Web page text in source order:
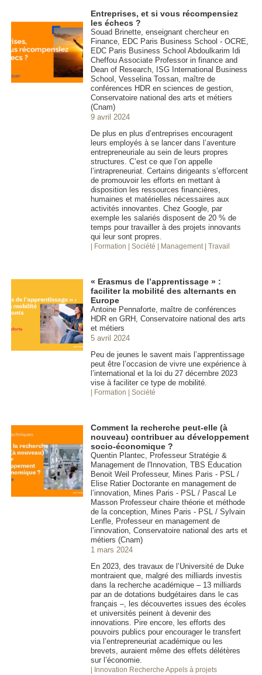
Entreprises, et si vous récompensiez
les échecs ?
Souad Brinette, enseignant chercheur en
Finance, EDC Paris Business School - OCRE,
EDC Paris Business School Abdoulkarim Idi
Cheffou Associate Professor in finance and
Dean of Research, ISG International Business
School, Vesselina Tossan, maître de
conférences HDR en sciences de gestion,
Conservatoire national des arts et métiers
(Cnam)
9 avril 2024
De plus en plus d’entreprises encouragent
leurs employés à se lancer dans l’aventure
entrepreneuriale au sein de leurs propres
structures. C’est ce que l’on appelle
l’intrapreneuriat. Certains dirigeants s’efforcent
de promouvoir les efforts en mettant à
disposition les ressources financières,
humaines et matérielles nécessaires aux
activités innovantes. Chez Google, par
exemple les salariés disposent de 20 % de
temps pour travailler à des projets innovants
qui leur sont propres.
| Formation | Société | Management | Travail
« Erasmus de l’apprentissage » :
faciliter la mobilité des alternants en
Europe
Antoine Pennaforte, maître de conférences
HDR en GRH, Conservatoire national des arts
et métiers
5 avril 2024
Peu de jeunes le savent mais l’apprentissage
peut être l’occasion de vivre une expérience à
l’international et la loi du 27 décembre 2023
vise à faciliter ce type de mobilité.
| Formation | Société
Comment la recherche peut-elle (à
nouveau) contribuer au développement
socio-économique ?
Quentin Plantec, Professeur Stratégie &
Management de l'Innovation, TBS Education
Benoit Weil Professeur, Mines Paris - PSL /
Elise Ratier Doctorante en management de
l’innovation, Mines Paris - PSL / Pascal Le
Masson Professeur chaire théorie et méthode
de la conception, Mines Paris - PSL / Sylvain
Lenfle, Professeur en management de
l’innovation, Conservatoire national des arts et
métiers (Cnam)
1 mars 2024
En 2023, des travaux de l’Université de Duke
montraient que, malgré des milliards investis
dans la recherche académique – 13 milliards
par an de dotations budgétaires dans le cas
français –, les découvertes issues des écoles
et universités peinent à devenir des
innovations. Pire encore, les efforts des
pouvoirs publics pour encourager le transfert
via l’entrepreneuriat académique ou les
brevets, auraient même des effets délétères
sur l’économie.
| Innovation Recherche Appels à projets